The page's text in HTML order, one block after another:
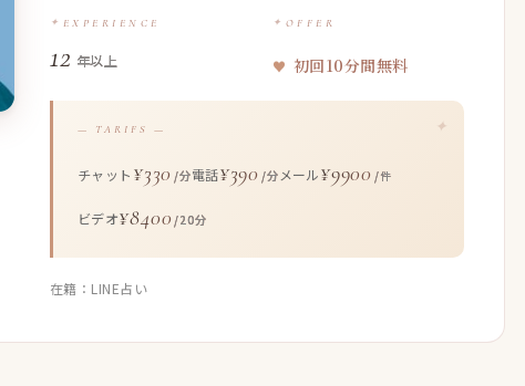
EXPERIENCE
12 年以上
OFFER
初回10分間無料
— TARIFS —
チャット ¥330 /分電話¥390 /分メール¥9900 /件
ビデオ¥8400 /20分
在籍：LINE占い